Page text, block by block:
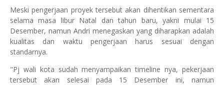
Meski pengerjaan proyek tersebut akan dihentikan sementara
selama masa libur Natal dan tahun baru, yakni mulai 15
Desember, namun Andri menegaskan yang diharapkan adalah
kualitas dan waktu pengerjaan harus sesuai dengan
standarnya.
"Pj wali kota sudah menyampaikan timeline nya, pekerjaan
tersebut akan selesai pada 15 Desember ini, namun